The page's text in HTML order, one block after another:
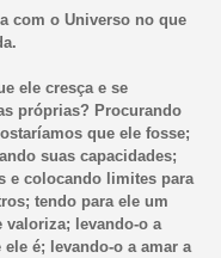
com o Universo no que
ele cresça e se
próprias? Procurando
que ele fosse;
suas capacidades;
e colocando limites para
tendo para ele um
valoriza; levando-o a
é; levando-o a amar a